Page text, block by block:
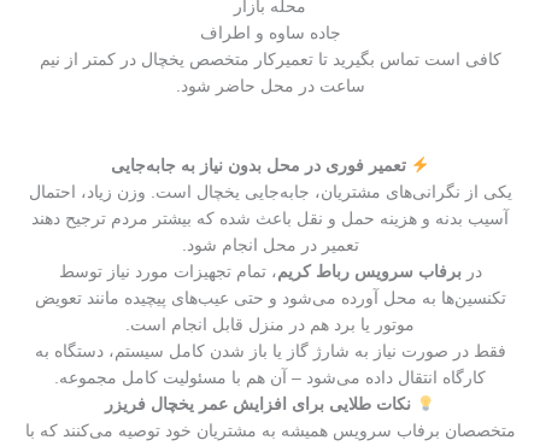
محله بازار
جاده ساوه و اطراف
کافی است تماس بگیرید تا تعمیرکار متخصص یخچال در کمتر از نیم
ساعت در محل حاضر شود.
تعمیر فوری در محل بدون نیاز به جابه‌جایی
یکی از نگرانی‌های مشتریان، جابه‌جایی یخچال است. وزن زیاد، احتمال
آسیب بدنه و هزینه حمل و نقل باعث شده که بیشتر مردم ترجیح دهند
تعمیر در محل انجام شود.
دربرفاب سرویس رباط کریم ، تمام تجهیزات مورد نیاز توسط
تکنسین‌ها به محل آورده می‌شود و حتی عیب‌های پیچیده مانند تعویض
موتور یا برد هم در منزل قابل انجام است.
فقط در صورت نیاز به شارژ گاز یا باز شدن کامل سیستم، دستگاه به
کارگاه انتقال داده می‌شود – آن هم با مسئولیت کامل مجموعه.
نکات طلایی برای افزایش عمر یخچال فریزر
متخصصان برفاب سرویس همیشه به مشتریان خود توصیه می‌کنند که با